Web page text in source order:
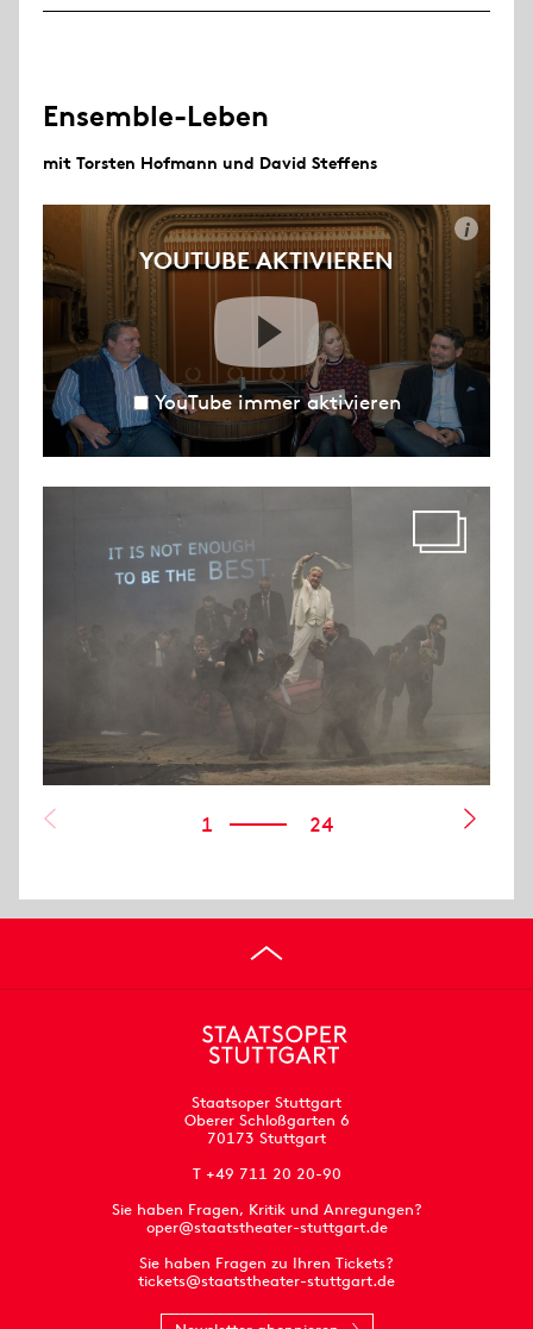
Ensemble-Leben
mit Torsten Hofmann und David Steffens
YOUTUBE AKTIVIEREN
i
YouTube immer aktivieren
1 24
Staatsoper Stuttgart
Oberer Schloßgarten 6
70173 Stuttgart
T +49 711 20 20-90
Sie haben Fragen, Kritik und Anregungen?
oper@staatstheater-stuttgart.de
Sie haben Fragen zu Ihren Tickets?
tickets@staatstheater-stuttgart.de